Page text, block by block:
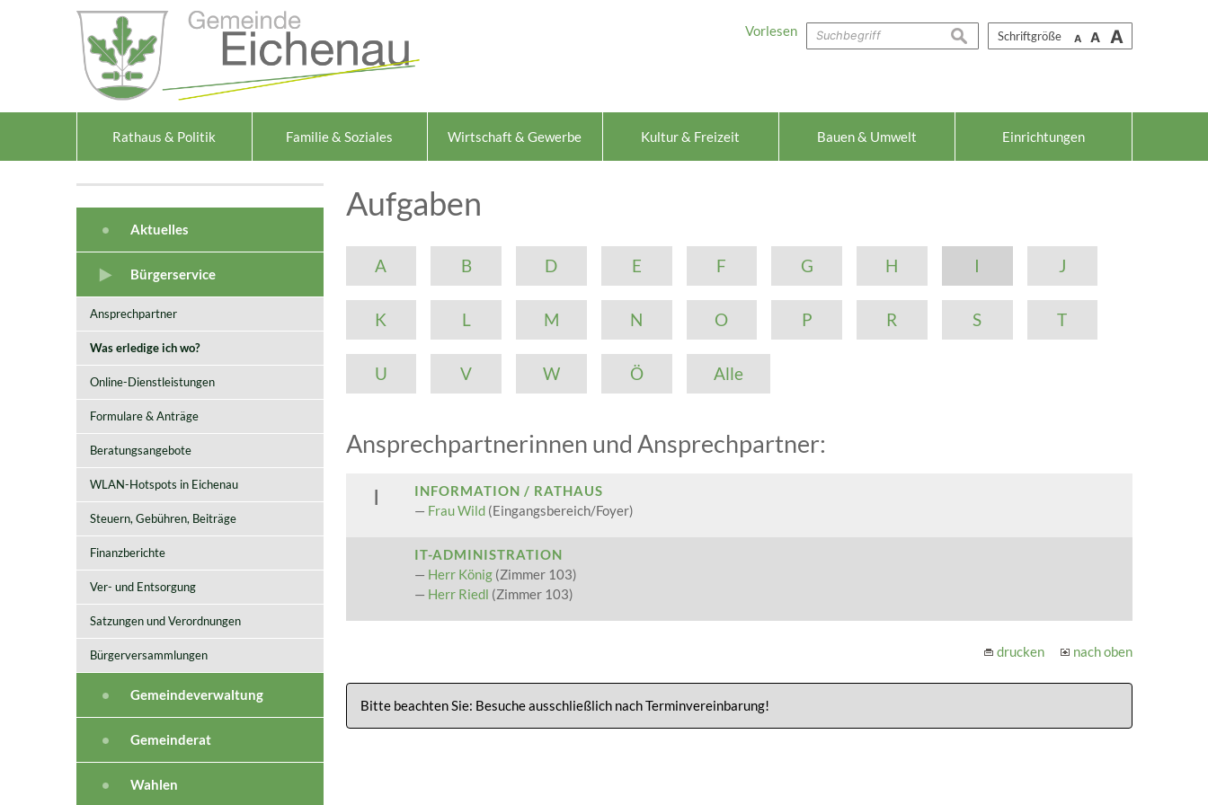
zur Navigationoder zur Startseite springen.
Schriftgröße A A A
suchen
Vorlesen
Rathaus & Politik Familie & Soziales Wirtschaft & Gewerbe Kultur & Freizeit Bauen & Umwelt Einrichtungen
Aktuelles
Bürgerservice
Ansprechpartner
Was erledige ich wo?
Online-Dienstleistungen
Formulare & Anträge
Beratungsangebote
WLAN-Hotspots in Eichenau
Steuern, Gebühren, Beiträge
Finanzberichte
Ver- und Entsorgung
Satzungen und Verordnungen
Bürgerversammlungen
Gemeindeverwaltung
Gemeinderat
Wahlen
Aufgaben
A B D E F G H I J
K L M N O P R S T
U V W Ö Alle
Ansprechpartnerinnen und Ansprechpartner:
I
INFORMATION / RATHAUS
— Frau Wild(Eingangsbereich/Foyer)
IT-ADMINISTRATION
— Herr König(Zimmer 103)
— Herr Riedl (Zimmer 103)
drucken nach oben
Bitte beachten Sie: Besuche ausschließlich nach Terminvereinbarung!